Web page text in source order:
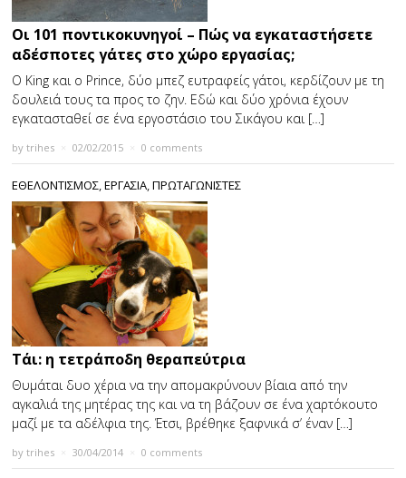
Οι 101 ποντικοκυνηγοί – Πώς να εγκαταστήσετε
αδέσποτες γάτες στο χώρο εργασίας;
O King και ο Prince, δύο μπεζ ευτραφείς γάτοι, κερδίζουν με τη
δουλειά τους τα προς το ζην. Εδώ και δύο χρόνια έχουν
εγκατασταθεί σε ένα εργοστάσιο του Σικάγου και […]
bytrihes 02/02/2015 0 comments
ΕΘΕΛΟΝΤΙΣΜΟΣ,ΕΡΓΑΣΙΑ,ΠΡΩΤΑΓΩΝΙΣΤΕΣ
Τάι: η τετράποδη θεραπεύτρια
Θυμάται δυο χέρια να την απομακρύνουν βίαια από την
αγκαλιά της μητέρας της και να τη βάζουν σε ένα χαρτόκουτο
μαζί με τα αδέλφια της. Έτσι, βρέθηκε ξαφνικά σ’ έναν […]
bytrihes 30/04/2014 0 comments